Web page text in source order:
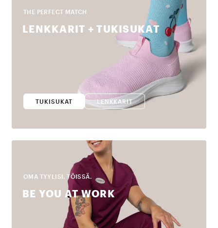
THE PERFECT MATCH
LENKKARIT + TUKISUKAT
TUKISUKAT LENKKARIT
OMA TYYLISI. TÖISSÄ.
BE YOU AT WORK